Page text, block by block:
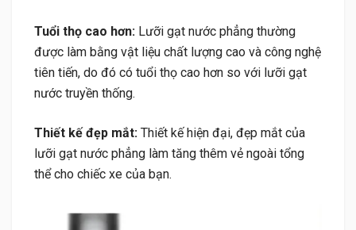
Tuổi thọ cao hơn: Lưỡi gạt nước phẳng thường
được làm bằng vật liệu chất lượng cao và công nghệ
tiên tiến, do đó có tuổi thọ cao hơn so với lưỡi gạt
nước truyền thống.
Thiết kế đẹp mắt: Thiết kế hiện đại, đẹp mắt của
lưỡi gạt nước phẳng làm tăng thêm vẻ ngoài tổng
thể cho chiếc xe của bạn.